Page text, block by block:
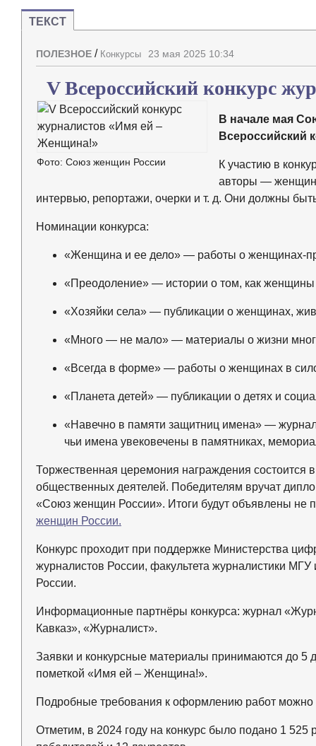
ТЕКСТ
ПОЛЕЗНОЕ / Конкурсы 23 мая 2025 10:34
V Всероссийский конкурс
Фото: Союз женщин России
В начале мая
Всероссийский
К участию в
авторы —
интервью, репортажи, очерки и т. д. Они должны
Номинации конкурса:
«Женщина и ее дело» — работы о женщинах-
«Преодоление» — истории о том, как женщины
«Хозяйки села» — публикации о женщинах,
«Много — не мало» — материалы о жизни
«Всегда в форме» — работы о женщинах в
«Планета детей» — публикации о детях и
«Навечно в памяти защитниц имена» —
чьи имена увековечены в памятниках,
Торжественная церемония награждения состоится
общественных деятелей. Победителям вручат
«Союз женщин России». Итоги будут объявлены не
женщин России.
Конкурс проходит при поддержке Министерства
журналистов России, факультета журналистики
России.
Информационные партнёры конкурса: журнал
Кавказ», «Журналист».
Заявки и конкурсные материалы принимаются до 5
пометкой «Имя ей – Женщина!».
Подробные требования к оформлению работ можно
Отметим, в 2024 году на конкурс было подано 1